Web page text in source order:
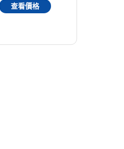
查看價格